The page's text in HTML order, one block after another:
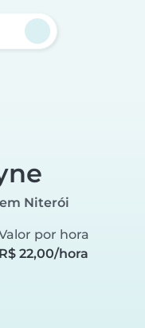
Niterói
por hora
R$ 22,00/hora